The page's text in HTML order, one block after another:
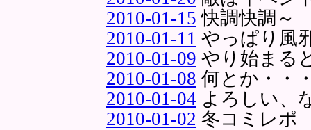
2010-01-15 快調快調～
2010-01-11 やっぱり風
2010-01-09 やり始まる
2010-01-08 何とか・・
2010-01-04 よろしい、
2010-01-02 冬コミレポ